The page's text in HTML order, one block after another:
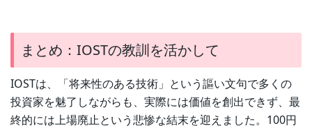
まとめ：IOSTの教訓を活かして
IOSTは、「将来性のある技術」という謳い文句で多くの
投資家を魅了しながらも、実際には価値を創出できず、最
終的には上場廃止という悲惨な結末を迎えました。100円